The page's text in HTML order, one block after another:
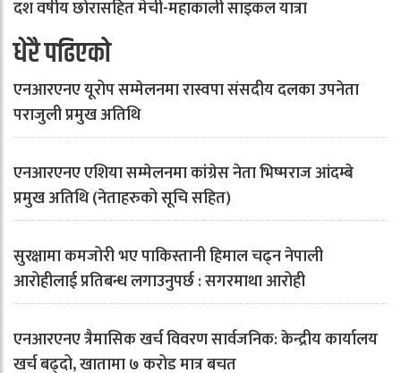
दश वर्षीय छोरासहित मेची-महाकाली साइकल यात्रा
धेरै पढिएको
एनआरएनए यूरोप सम्मेलनमा रास्वपा संसदीय दलका उपनेता
पराजुली प्रमुख अतिथि
एनआरएनए एशिया सम्मेलनमा कांग्रेस नेता भिष्मराज आंदम्बे
प्रमुख अतिथि (नेताहरुको सूचि सहित)
सुरक्षामा कमजोरी भए पाकिस्तानी हिमाल चढ्न नेपाली
आरोहीलाई प्रतिबन्ध लगाउनुपर्छ : सगरमाथा आरोही
एनआरएनए त्रैमासिक खर्च विवरण सार्वजनिक: केन्द्रीय कार्यालय
खर्च बढ्दो, खातामा ७ करोड मात्र बचत